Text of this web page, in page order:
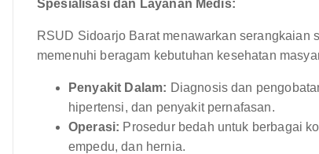
Spesialisasi dan Layanan Medis:
RSUD Sidoarjo Barat menawarkan
memenuhi beragam kebutuhan kesehatan
Penyakit Dalam: Diagnosis dan
hipertensi, dan penyakit pernafasan.
Operasi: Prosedur bedah untuk berbagai
empedu, dan hernia.